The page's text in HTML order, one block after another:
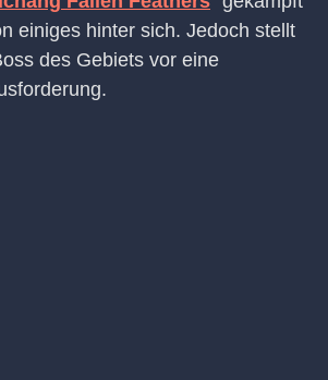
einiges hinter sich. Jedoch stellt
des Gebiets vor eine